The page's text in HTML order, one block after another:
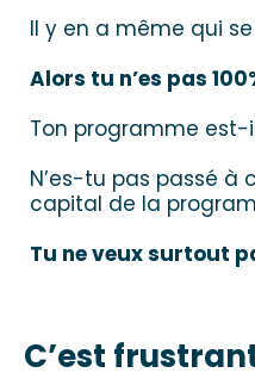
Il y en a même qui
Alors tu n’es pas
Ton programme
N’es-tu pas passé à
capital de la
Tu ne veux surtout
C’est